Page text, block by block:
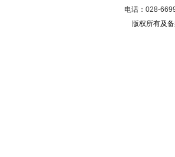
电话：028-
版权所有及